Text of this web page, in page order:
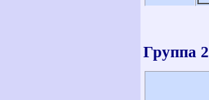
Группа 2